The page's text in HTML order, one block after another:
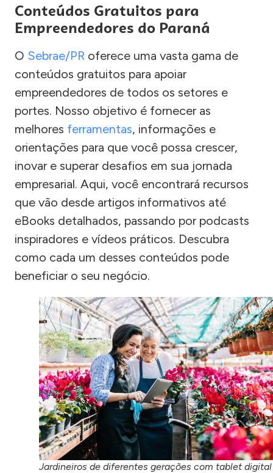
Conteúdos Gratuitos para
Empreendedores do Paraná
O Sebrae/PR oferece uma vasta gama de
conteúdos gratuitos para apoiar
empreendedores de todos os setores e
portes. Nosso objetivo é fornecer as
melhores ferramentas, informações e
orientações para que você possa crescer,
inovar e superar desafios em sua jornada
empresarial. Aqui, você encontrará recursos
que vão desde artigos informativos até
eBooks detalhados, passando por podcasts
inspiradores e vídeos práticos. Descubra
como cada um desses conteúdos pode
beneficiar o seu negócio.
Jardineiros de diferentes gerações com tablet digital